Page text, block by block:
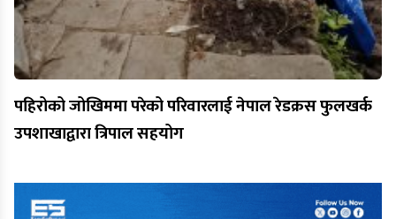
पहिरोको जोखिममा परेको परिवारलाई नेपाल रेडक्रस फुलखर्क
उपशाखाद्वारा त्रिपाल सहयोग